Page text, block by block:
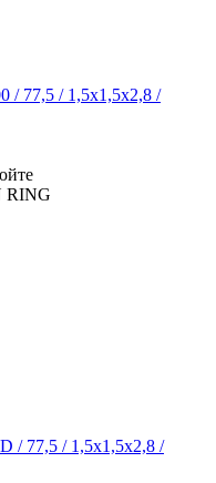
/ 77,5 / 1,5x1,5x2,8 /
RING
/ 77,5 / 1,5x1,5x2,8 /